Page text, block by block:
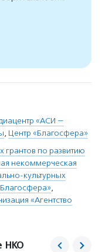
«АСИ —
, Центр «Благосфера»
грантов по развитию
некоммерческая
культурных
,
«Агентство
НКО